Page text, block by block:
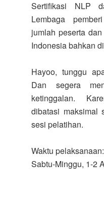
Sertifikasi NLP
Lembaga
jumlah peserta
Indonesia bahkan
Hayoo, tunggu
Dan segera
ketinggalan.
dibatasi maksimal
sesi pelatihan.
Waktu pelaksanaan:
Sabtu-Minggu, 1-2